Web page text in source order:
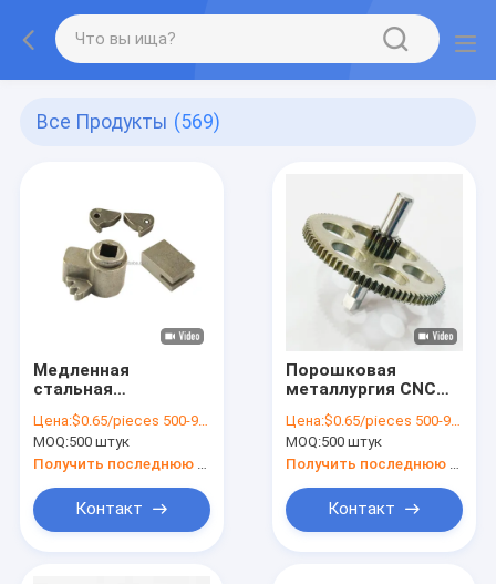
Все Продукты (569)
Медленная
стальная
металлургия Части
Синтерированная
сборочная
установка MIM
Авточасти
подшипников
Цена:$0.65/pieces 500-999 pieces
MOQ:500 штук
Контакт
Порошковая
металлургия CNC
Custom Small Pinion
Gear Закаленный
металл
Цена:$0.65/pieces 500-999 pieces
MOQ:500 штук
Контакт